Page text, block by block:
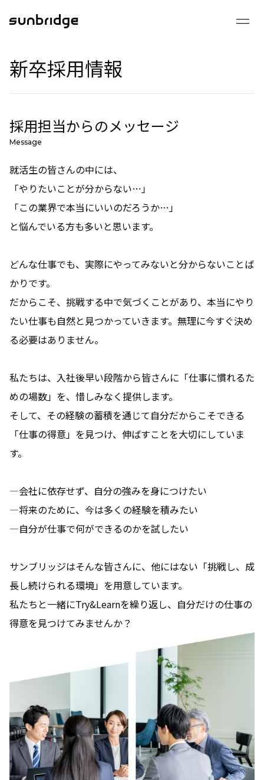
drag_handle
会社を知る
数字で見るサンブリッジ
成長できる環境
インタビュー
メンバーインタビュー
YouTube
新卒採用情報
採用担当からのメッセージ
Message
就活生の皆さんの中には、
「やりたいことが分からない…」
「この業界で本当にいいのだろうか…」
と悩んでいる方も多いと思います。
どんな仕事でも、実際にやってみないと分からないことば
かりです。
だからこそ、挑戦する中で気づくことがあり、本当にやり
たい仕事も自然と見つかっていきます。無理に今すぐ決め
る必要はありません。
私たちは、入社後早い段階から皆さんに「仕事に慣れるた
めの場数」を、惜しみなく提供します。
そして、その経験の蓄積を通じて自分だからこそできる
「仕事の得意」を見つけ、伸ばすことを大切にしていま
す。
―会社に依存せず、自分の強みを身につけたい
―将来のために、今は多くの経験を積みたい
―自分が仕事で何ができるのかを試したい
サンブリッジはそんな皆さんに、他にはない「挑戦し、成
長し続けられる環境」を用意しています。
私たちと一緒にTry&Learnを繰り返し、自分だけの仕事の
得意を見つけてみませんか？